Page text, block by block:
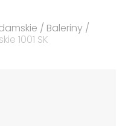
Baleriny
1001 SK